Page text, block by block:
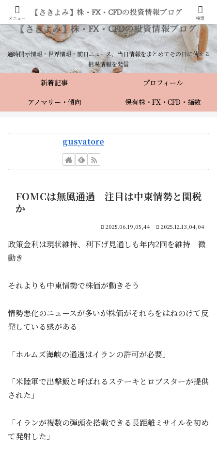
適時開示情報・世界情報・前日ニュース、当日情報をまとめてその日に使える
相場情報を発信
新着記事
プロフィール
アノマリー・傾向
保有株・FX・CFD・指数
gusyatore
FOMCは無風通過 注目は中東情勢と関税
か
2025.06.19,05,44 2025.12.13,04,04
政策金利は現状維持、利下げ見通しも年内2回を維持 微
動き
それよりも中東情勢で株価が動きそう
情勢悪化のニュースが多いが株価がそれらをはねのけて反
発している感がある
「ホルムズ海峡の通過はイランの許可が必要」
「米陸軍で出撃飯と呼ばれるステーキとロブスターが提供
された」
「イランが複数の弾頭を搭載できる長距離ミサイルを初め
て発射した」
メニュー 検索